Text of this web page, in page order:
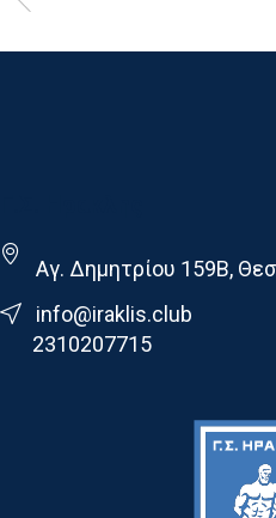
Αγ. Δημητρίου 159Β,
info@iraklis.club
2310207715